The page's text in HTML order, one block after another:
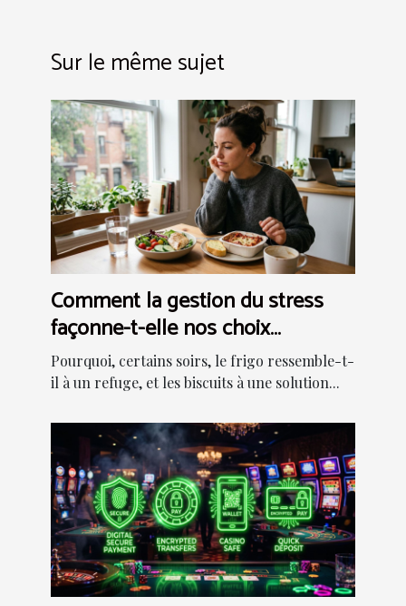
Sur le même sujet
Comment la gestion du stress
façonne-t-elle nos choix
alimentaires quotidiens ?
Pourquoi, certains soirs, le frigo ressemble-t-
il à un refuge, et les biscuits à une solution...